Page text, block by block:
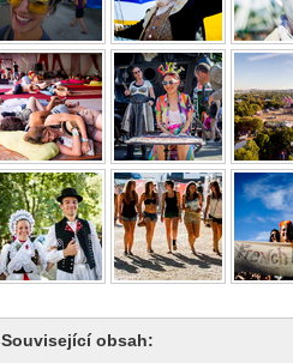
Související obsah: